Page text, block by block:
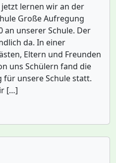
jetzt lernen wir an der
Große Aufregung
an unserer Schule. Der
da. In einer
Eltern und Freunden
uns Schülern fand die
für unsere Schule statt.
[…]